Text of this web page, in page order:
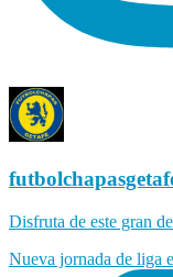
Disfruta de este gran
Nueva jornada de liga